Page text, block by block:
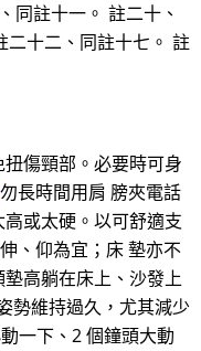
同註十一。 註二十、
二十二、同註十七。 註
傷頸部。必要時可身
勿長時間用肩 膀夾電話
或太硬。以可舒適支
、仰為宜；床 墊亦不
高躺在床上、沙發上
勢維持過久，尤其減少
一下、2 個鐘頭大動